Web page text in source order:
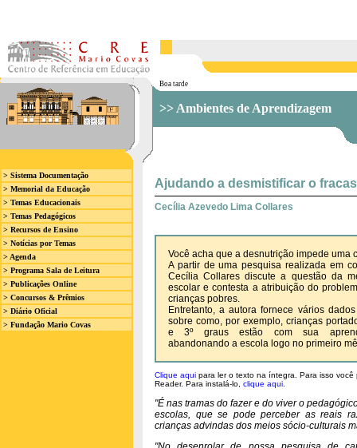
> Sistema Documentação
> Memorial da Educação
> Temas Educacionais
> Temas Pedagógicos
> Recursos de Ensino
> Notícias por Temas
> Agenda
> Programa Sala de Leitura
> Publicações Online
> Concursos & Prêmios
> Diário Oficial
> Fundação Mario Covas
Boa tarde
>> Ambientes de Aprendizagem
Ajudando a desmistificar o
Cecília Azevedo Lima Collares
Você acha que a desnutrição impede uma
A partir de uma pesquisa realizada em
Cecília Collares discute a questão da
escolar e contesta a atribuição do
crianças pobres.
Entretanto, a autora fornece vários
sobre como, por exemplo, crianças
e 3º graus estão com sua
abandonando a escola logo no primeiro
Clique aqui para ler o texto na íntegra. Para isso você
Reader. Para instalá-lo, clique aqui
"É nas tramas do fazer e do viver o
escolas, que se pode perceber as reais
crianças advindas dos meios sócio-culturais